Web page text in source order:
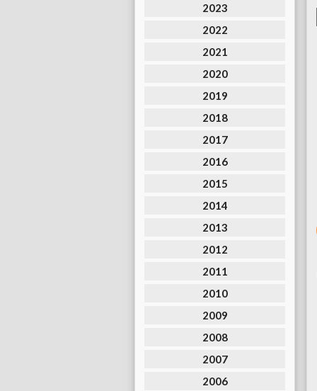
2023
2022
2021
2020
2019
2018
2017
2016
2015
2014
2013
2012
2011
2010
2009
2008
2007
2006